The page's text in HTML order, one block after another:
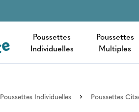
Poussettes
Individuelles
Poussettes
Multiples
Poussettes Individuelles Poussettes